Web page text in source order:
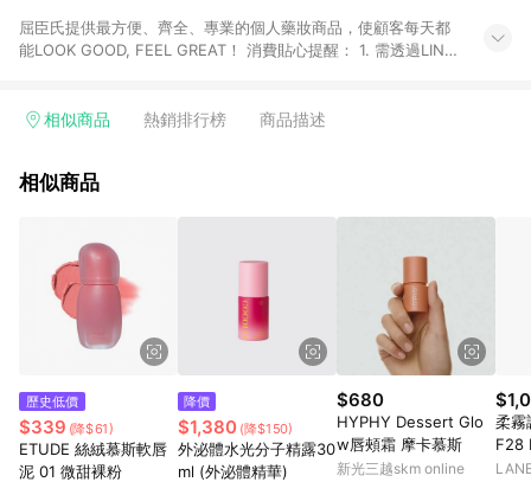
屈臣氏提供最方便、齊全、專業的個人藥妝商品，使顧客每天都
能LOOK GOOD, FEEL GREAT！ 消費貼心提醒： 1. 需透過LINE
下單，每筆交易前請確認有經過LINE購物跳轉頁才符合返點資
數將於廠商出貨後30天前後發送。5.屈臣氏保留365天訂單記
新屈臣氏APP至版本26010.4.0。
相似商品 熱銷排行榜 商品描述
相似商品
歷史低價
$339 (降$61)
ETUDE 絲絨慕斯軟唇
泥 01 微甜裸粉
降價
$1,380 (降$150)
外泌體水光分子精露30
ml (外泌體精華)
$680
HYPHY Dessert Glo
w唇頰霜 摩卡慕斯
新光三越skm online
柔霧
F28
30ml